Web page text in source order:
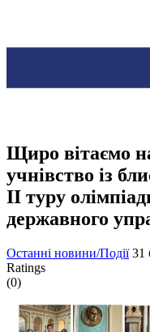
Щиро вітаємо
учнівство із
ІІ туру
державного
Останні новини/Події 31
Ratings
(0)